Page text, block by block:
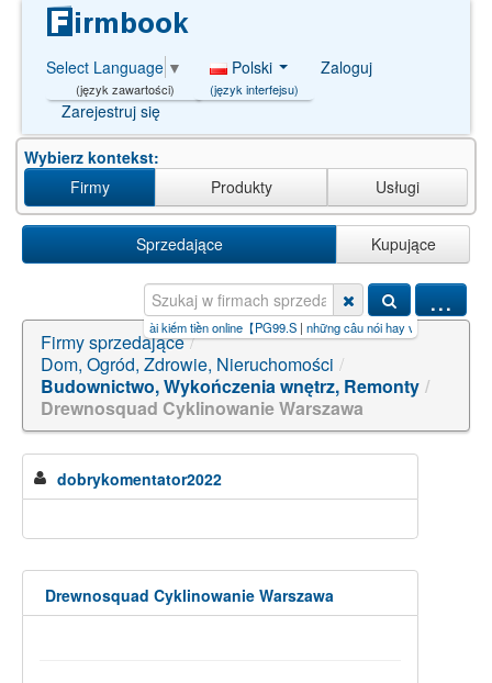
Select Language ▼
(język zawartości)
Polski
(język interfejsu)
Zaloguj
Zarejestruj się
Wybierz kontekst:
Firmy
Produkty Usługi
Sprzedające Kupujące
...
【P đăng bài kiếm tiền online【PG99.S|những câu nói hay về kiếm tiền o la
Firmy sprzedające /
Dom, Ogród, Zdrowie, Nieruchomości /
Budownictwo, Wykończenia wnętrz, Remonty /
Drewnosquad Cyklinowanie Warszawa
dobrykomentator2022
Drewnosquad Cyklinowanie Warszawa